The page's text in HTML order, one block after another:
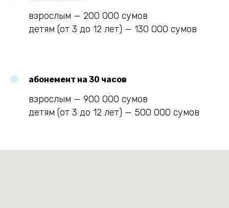
взрослым — 200 000 сумов
детям (от 3 до 12 лет) — 130 000 сумов
абонемент на 30 часов
взрослым — 900 000 сумов
детям (от 3 до 12 лет) — 500 000 сумов